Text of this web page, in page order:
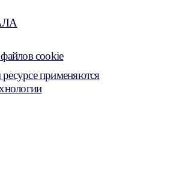
cookie
применяются